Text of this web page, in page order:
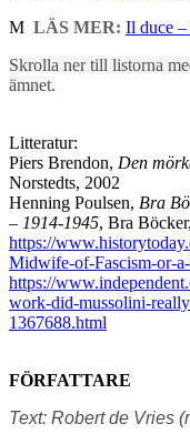
M LÄS MER: Il duce
Skrolla ner till listorna
ämnet.
Litteratur:
Piers Brendon, Den
Norstedts, 2002
Henning Poulsen, Bra
– 1914-1945, Bra
https://
Midwife-of-Fascism-or-
https://
work-did-mussolini-
1367688.html
FÖRFATTARE
Text: Robert de Vries